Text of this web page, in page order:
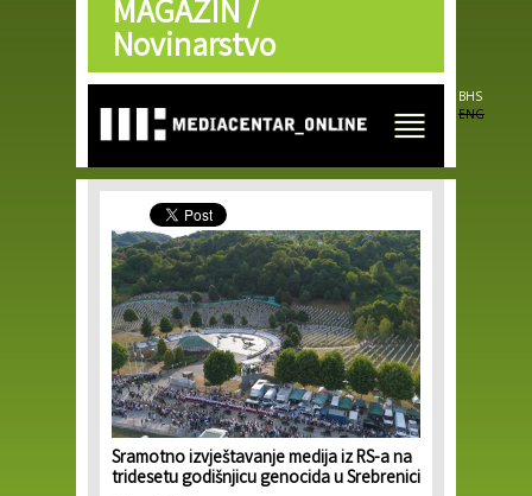
Skip to
main
content
MAGAZIN /
Novinarstvo
BHS
ENG
Sramotno izvještavanje medija iz RS-a na
tridesetu godišnjicu genocida u Srebrenici